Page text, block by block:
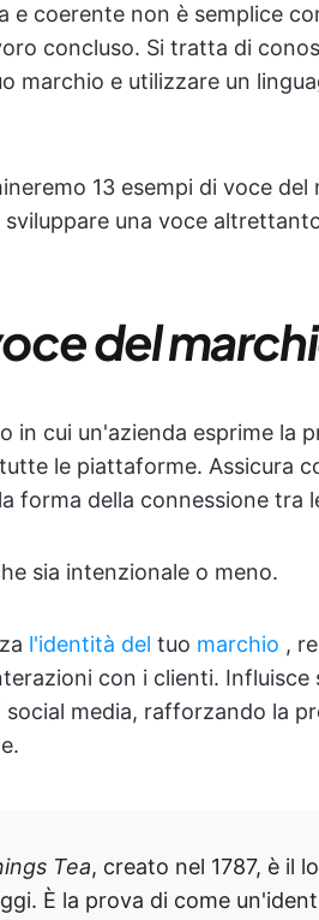
e coerente non è semplice
concluso. Si tratta di
marchio e utilizzare un
13 esempi di voce del
una voce
del
in cui un'azienda esprime la
le piattaforme. Assicura
forma della connessione tra
sia intenzionale o meno.
l'identità del tuo marchio ,
con i clienti.
media, rafforzando la
Tea, creato nel 1787, è il
È la prova di come